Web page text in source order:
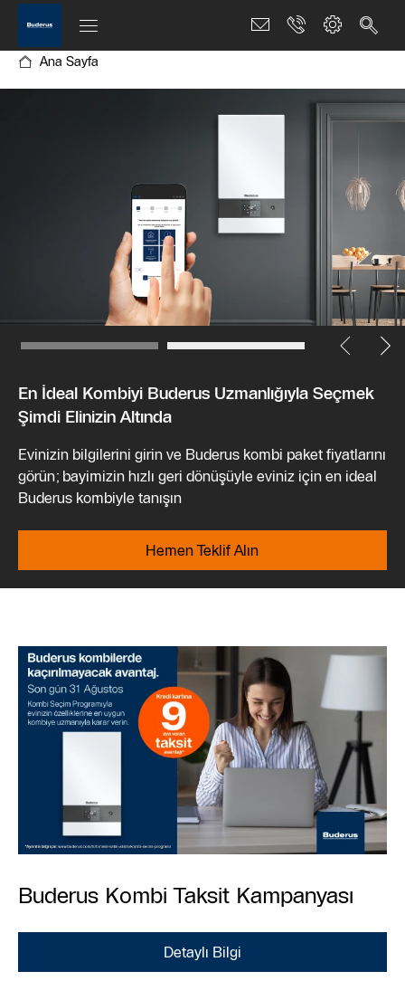
Ana Sayfa
En İdeal Kombiyi Buderus Uzmanlığıyla Seçmek
Şimdi Elinizin Altında
Evinizin bilgilerini girin ve Buderus kombi paket fiyatlarını
görün; bayimizin hızlı geri dönüşüyle eviniz için en ideal
Buderus kombiyle tanışın
Hemen Teklif Alın
Buderus Kombi Taksit Kampanyası
Detaylı Bilgi